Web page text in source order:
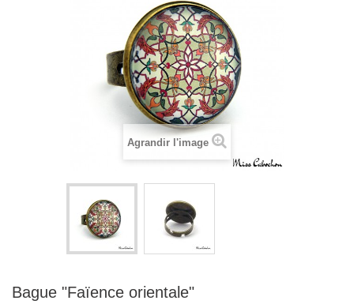
Agrandir l'image
Bague "Faïence orientale"